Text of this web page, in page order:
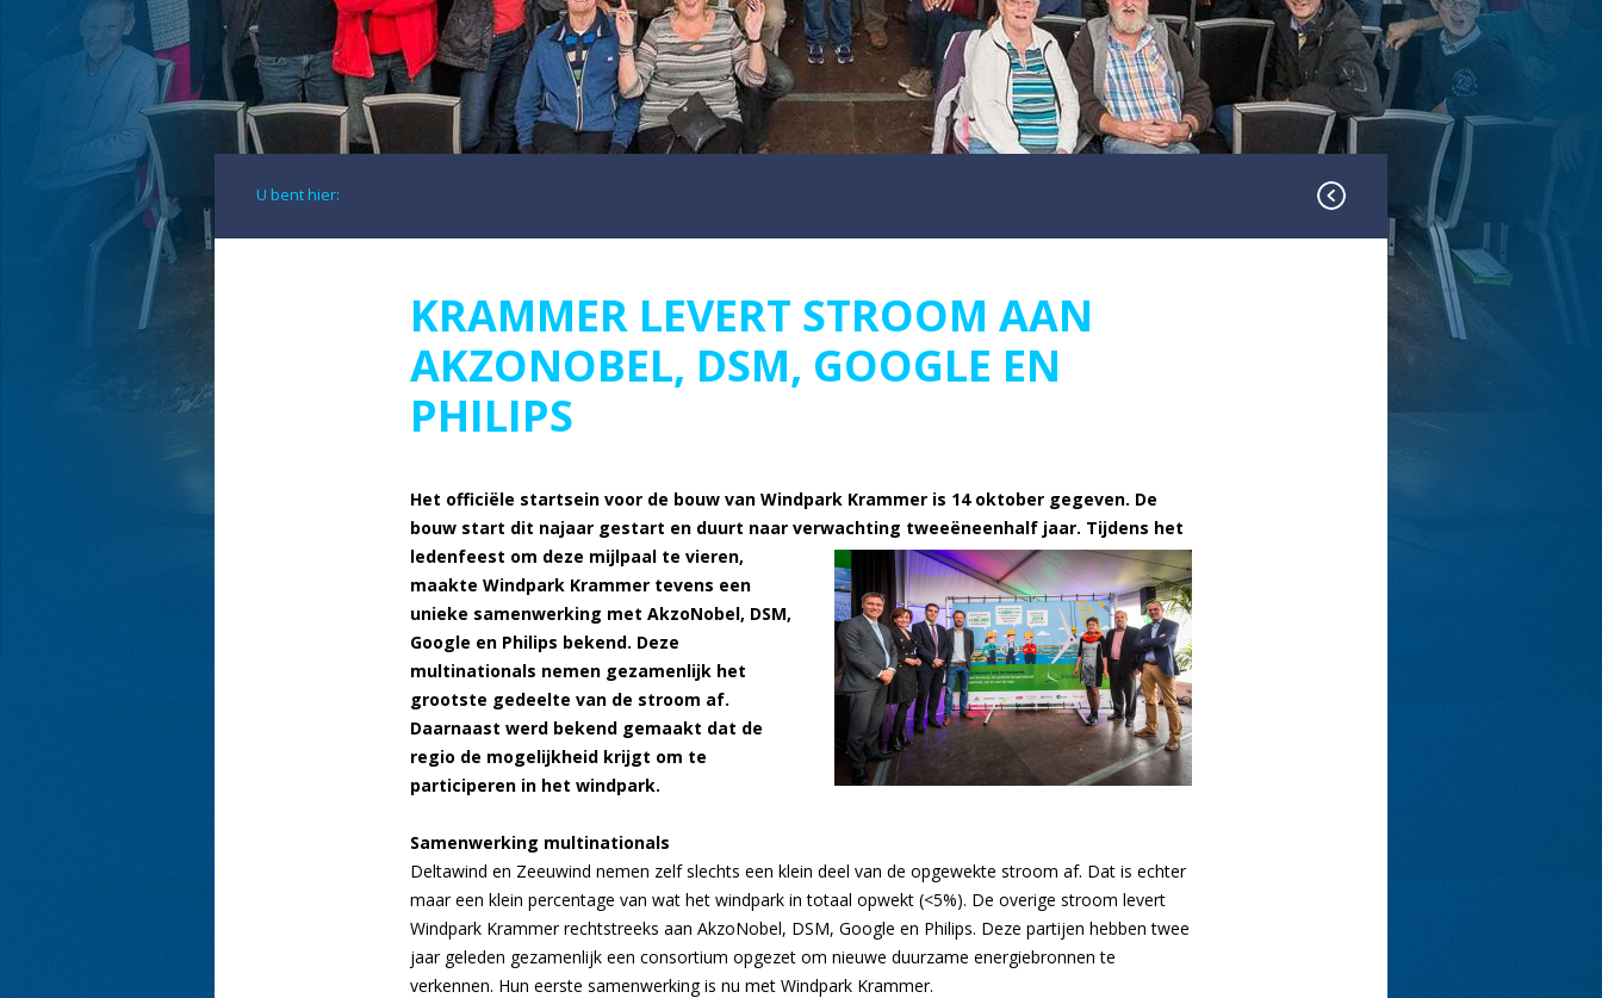
U bent hier:
KRAMMER LEVERT STROOM AAN
AKZONOBEL, DSM, GOOGLE EN
PHILIPS
Het officiële startsein voor de bouw van Windpark Krammer is 14 oktober gegeven. De
bouw start dit najaar gestart en duurt naar verwachting tweeëneenhalf jaar. Tijdens het
ledenfeest om deze mijlpaal te vieren,
maakte Windpark Krammer tevens een
unieke samenwerking met AkzoNobel, DSM,
Google en Philips bekend. Deze
multinationals nemen gezamenlijk het
grootste gedeelte van de stroom af.
Daarnaast werd bekend gemaakt dat de
regio de mogelijkheid krijgt om te
participeren in het windpark.
Samenwerking multinationals
Deltawind en Zeeuwind nemen zelf slechts een klein deel van de opgewekte stroom af. Dat is echter
maar een klein percentage van wat het windpark in totaal opwekt (<5%). De overige stroom levert
Windpark Krammer rechtstreeks aan AkzoNobel, DSM, Google en Philips. Deze partijen hebben twee
jaar geleden gezamenlijk een consortium opgezet om nieuwe duurzame energiebronnen te
verkennen. Hun eerste samenwerking is nu met Windpark Krammer.